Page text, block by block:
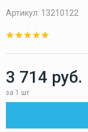
Артикул: 13210122
3 714 руб.
за 1 шт